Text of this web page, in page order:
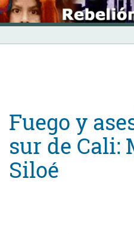
Skip
to
content
INICIO
Fuego y
sur de Cali:
Siloé